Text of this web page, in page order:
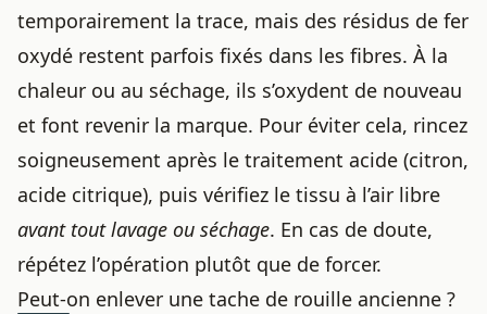
temporairement la trace, mais des résidus de fer
oxydé restent parfois fixés dans les fibres. À la
chaleur ou au séchage, ils s’oxydent de nouveau
et font revenir la marque. Pour éviter cela, rincez
soigneusement après le traitement acide (citron,
acide citrique), puis vérifiez le tissu à l’air libre
avant tout lavage ou séchage. En cas de doute,
répétez l’opération plutôt que de forcer.
Peut-on enlever une tache de rouille ancienne ?